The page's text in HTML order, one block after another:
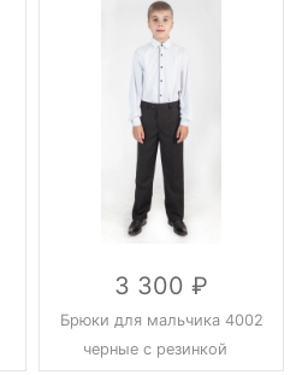
3 300
Брюки для мальчика 4002
черные с резинкой